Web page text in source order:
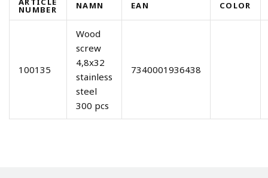
NUMBER NAMN EAN COLOR
100135
Wood
screw
4,8x32
stainless
steel
300 pcs
7340001936438